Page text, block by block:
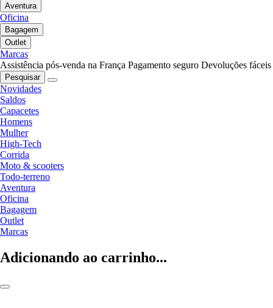
Aventura
Oficina
Bagagem
Outlet
Marcas
Assistência pós-venda na França Pagamento seguro Devoluções fáceis
Pesquisar
Novidades
Saldos
Capacetes
Homens
Mulher
High-Tech
Corrida
Moto & scooters
Todo-terreno
Aventura
Oficina
Bagagem
Outlet
Marcas
Adicionando ao carrinho...